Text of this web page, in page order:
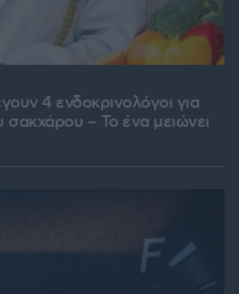
4 ενδοκρινολόγοι για
σακχάρου – Το ένα μειώνει